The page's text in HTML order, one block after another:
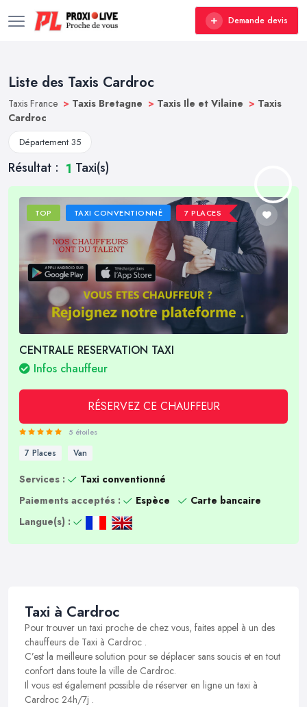
Demande devis
Liste des Taxis Cardroc
Taxis France > Taxis Bretagne > Taxis Ile et Vilaine > Taxis
Cardroc
Département 35
Résultat : 1 Taxi(s)
TOP TAXI CONVENTIONNÉ 7 PLACES
CENTRALE RESERVATION TAXI
Infos chauffeur
RÉSERVEZ CE CHAUFFEUR
5 étoiles
7 Places Van
Services :
Taxi conventionné
Paiements acceptés :
Espèce
Carte bancaire
Langue(s) :
Taxi à Cardroc
Pour trouver un taxi proche de chez vous, faites appel à un des
chauffeurs de Taxi à Cardroc .
C’est la meilleure solution pour se déplacer sans soucis et en tout
confort dans toute la ville de Cardroc.
Il vous est également possible de réserver en ligne un taxi à
Cardroc 24h/7j .